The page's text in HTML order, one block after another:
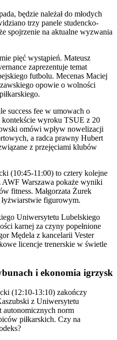
będzie należał do młodych
trzy panele studencko-
spojrzenie na aktualne wyzwania
pięć wystąpień. Mateusz
zaprezentuje temat
futbolu. Mecenas Maciej
opowie o wolności
success fee w umowach o
wyroku TSUE z 20
omówi wpływ nowelizacji
a radca prawny Hubert
z przejęciami klubów
(10:45-11:00) to cztery kolejne
AWF Warszawa pokaże wyniki
fitness. Małgorzata Żurek
figurowym.
Uniwersytetu Lubelskiego
karnej za czyny popełnione
Mędela z kancelarii Vester
licencje trenerskie w świetle
i ekonomia igrzysk
(12:10-13:10) zakończy
z Uniwersytetu
autonomicznych norm
piłkarskich. Czy na